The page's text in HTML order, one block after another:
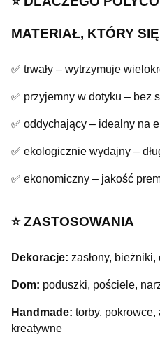
MATERIAŁ, KTÓRY
✅ trwały – wytrzymuje
✅ przyjemny w dotyku – bez
✅ oddychający – idealny na
✅ ekologicznie wydajny –
✅ ekonomiczny – jakość
⭐️ ZASTOSOWANIA
Dekoracje: zasłony,
Dom: poduszki, pościele,
Handmade: torby,
kreatywne